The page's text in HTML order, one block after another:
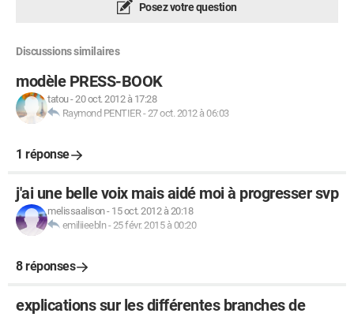
Posez votre question
Discussions similaires
modèle PRESS-BOOK
tatou-20 oct. 2012 à 17:28
Raymond PENTIER-27 oct. 2012 à 06:03
1 réponse
j'ai une belle voix mais aidé moi à progresser svp
melissaalison- 15 oct. 2012 à 20:18
emiliieebln-25 févr. 2015 à 00:20
8 réponses
explications sur les différentes branches de